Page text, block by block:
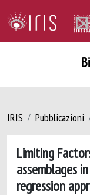
IRIS Pubblicazioni
Limiting
assemblages
regression